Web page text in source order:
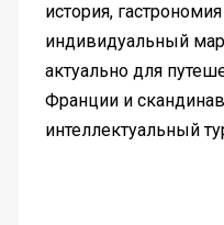
история,
индивидуальный
актуально для
Франции и
интеллектуальный